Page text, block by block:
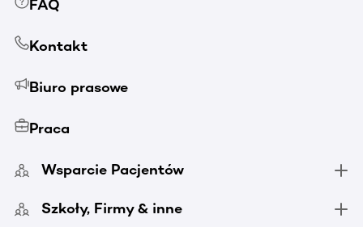
FAQ
Kontakt
Biuro prasowe
Praca
Wsparcie Pacjentów
Szkoły, Firmy & inne